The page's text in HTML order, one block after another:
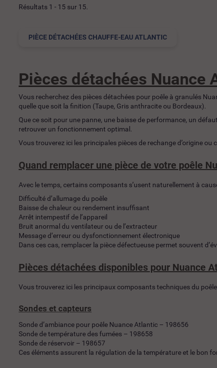
Résultats 1 - 15 sur 15.
PIÈCE DÉTACHÉES CHAUFFE-EAU ATLANTIC
Pièces détachées
Vous recherchez des pièces détachées pour poêle à granulés
quelle que soit la finition (Taupe, Gris anthracite ou Bordeaux).
Que ce soit pour une panne, une baisse de performance, un
retrouver un fonctionnement optimal.
Vous trouverez ici les principales pièces de rechange d’origine
Quand remplacer une pièce de votre poêle
Avec le temps, certains composants s’usent naturellement à
Difficulté d’allumage du poêle
Baisse de chaleur ou rendement insuffisant
Arrêt intempestif de l’appareil
Bruit anormal du ventilateur ou de l’extracteur
Message d’erreur ou dysfonctionnement électronique
Dans ces cas, remplacer la pièce défectueuse permet souvent
Pièces détachées disponibles pour Nuance
Vous trouverez ici les principaux composants techniques du
Sondes et capteurs
Sonde d’ambiance pour poêle Nuance Atlantic – 198656
Sonde de température des fumées – 198658
Sonde de réservoir – 198657
Ces éléments assurent la régulation de la température et le bon